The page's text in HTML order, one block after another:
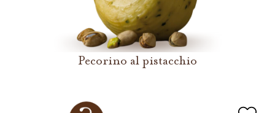
Pecorino al pistacchio